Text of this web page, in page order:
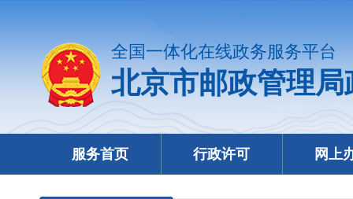
全国一体化在线政务服务平台
北京市邮政管理
服务首页 行政许可 网上